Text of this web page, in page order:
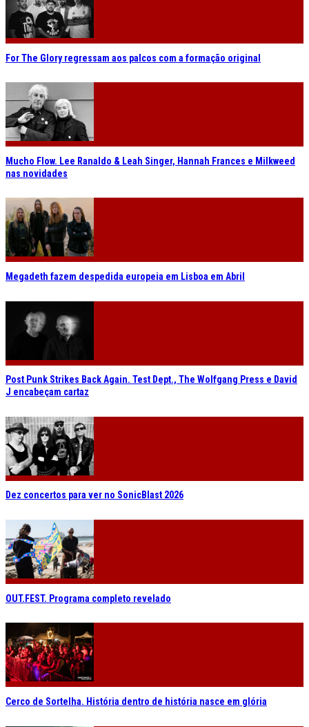
For The Glory regressam aos palcos com a formação original
Mucho Flow. Lee Ranaldo & Leah Singer, Hannah Frances e Milkweed
nas novidades
Megadeth fazem despedida europeia em Lisboa em Abril
Post Punk Strikes Back Again. Test Dept., The Wolfgang Press e David
J encabeçam cartaz
Dez concertos para ver no SonicBlast 2026
OUT.FEST. Programa completo revelado
Cerco de Sortelha. História dentro de história nasce em glória